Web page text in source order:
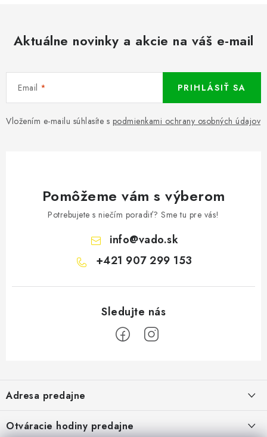
Aktuálne novinky a akcie na váš e-mail
Email
Vložením e-mailu súhlasíte s podmienkami ochrany osobných údajov
PRIHLÁSIŤ SA
Pomôžeme vám s výberom
Potrebujete s niečím poradiť? Sme tu pre vás!
info@vado.sk
+421 907 299 153
p
ä
Adresa predajne
Pekárska 4, 941 31 Dvory nad Žitavou
Otváracie hodiny predajne